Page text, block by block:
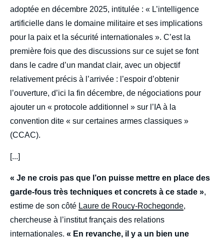
adoptée en décembre 2025, intitulée : « L’intelligence
artificielle dans le domaine militaire et ses implications
pour la paix et la sécurité internationales ». C’est la
première fois que des discussions sur ce sujet se font
dans le cadre d’un mandat clair, avec un objectif
relativement précis à l’arrivée : l’espoir d’obtenir
l’ouverture, d’ici la fin décembre, de négociations pour
ajouter un « protocole additionnel » sur l’IA à la
convention dite « sur certaines armes classiques »
(CCAC).
[...]
« Je ne crois pas que l’on puisse mettre en place des
garde-fous très techniques et concrets à ce stade »,
estime de son côté Laure de Roucy-Rochegonde,
chercheuse à l’institut français des relations
internationales. « En revanche, il y a un bien une